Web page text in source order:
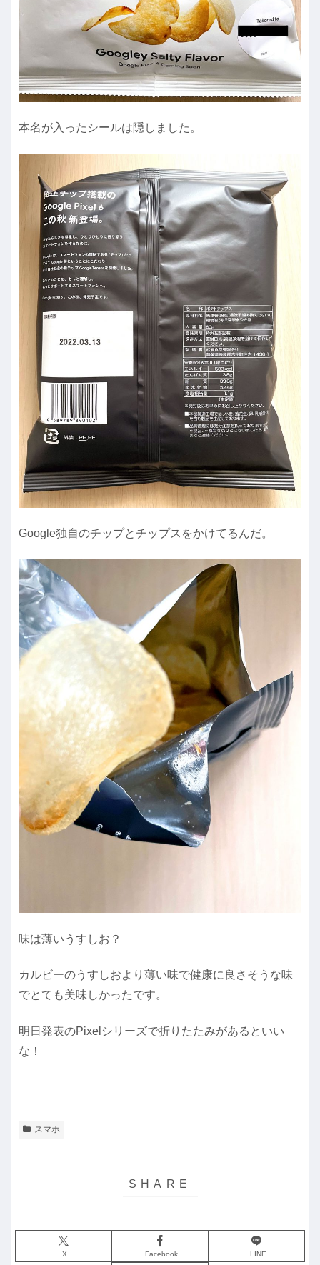
本名が入ったシールは隠しました。
Google独自のチップとチップスをかけてるんだ。
味は薄いうすしお？
カルビーのうすしおより薄い味で健康に良さそうな味
でとても美味しかったです。
明日発表のPixelシリーズで折りたたみがあるといい
な！
スマホ
X Facebook LINE